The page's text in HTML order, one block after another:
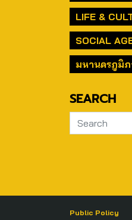
LIFE &
SOCIAL
มหานครภูมิ
SEARCH
Public Policy